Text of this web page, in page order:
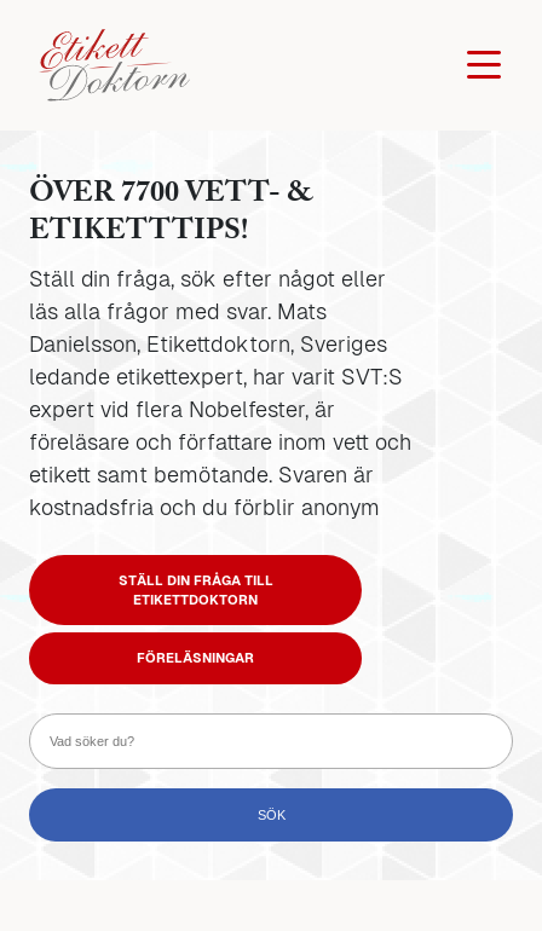
ÖVER 7700 VETT- &
ETIKETTTIPS!
Ställ din fråga, sök efter något eller
läs alla frågor med svar. Mats
Danielsson, Etikettdoktorn, Sveriges
ledande etikettexpert, har varit SVT:S
expert vid flera Nobelfester, är
föreläsare och författare inom vett och
etikett samt bemötande. Svaren är
kostnadsfria och du förblir anonym
STÄLL DIN FRÅGA TILL
ETIKETTDOKTORN
FÖRELÄSNINGAR